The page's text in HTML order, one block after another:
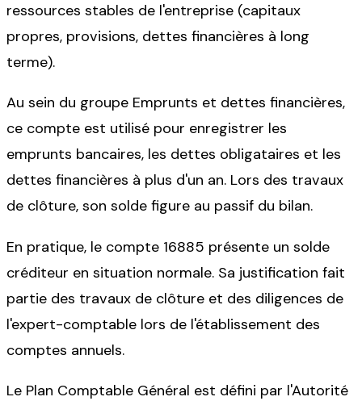
ressources stables de l'entreprise (capitaux
propres, provisions, dettes financières à long
terme).
Au sein du groupe Emprunts et dettes financières,
ce compte est utilisé pour enregistrer les
emprunts bancaires, les dettes obligataires et les
dettes financières à plus d'un an. Lors des travaux
de clôture, son solde figure au passif du bilan.
En pratique, le compte 16885 présente un solde
créditeur en situation normale. Sa justification fait
partie des travaux de clôture et des diligences de
l'expert-comptable lors de l'établissement des
comptes annuels.
Le Plan Comptable Général est défini par l'Autorité